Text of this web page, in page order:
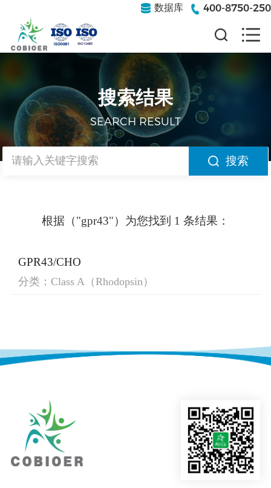
数据库 400-8750-250
搜索结果
SEARCH RESULT
搜索
根据（"gpr43"）为您找到 1 条结果：
GPR43/CHO
分类：Class A（Rhodopsin）